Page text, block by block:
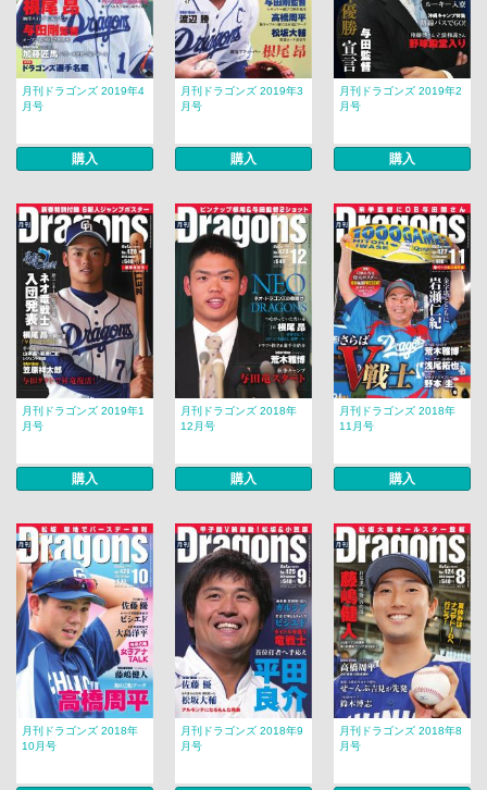
月刊ドラゴンズ 2019年4
月号
購入
月刊ドラゴンズ 2019年3
月号
購入
月刊ドラゴンズ 2019年2
月号
購入
月刊ドラゴンズ 2019年1
月号
購入
月刊ドラゴンズ 2018年
12月号
購入
月刊ドラゴンズ 2018年
11月号
購入
月刊ドラゴンズ 2018年
10月号
月刊ドラゴンズ 2018年9
月号
月刊ドラゴンズ 2018年8
月号